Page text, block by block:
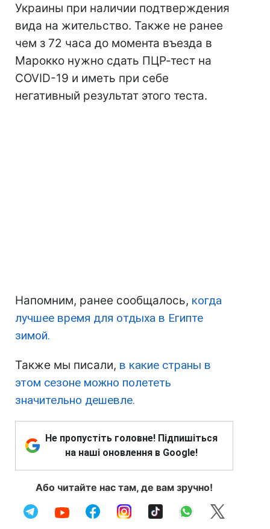
Украины при наличии подтверждения
вида на жительство. Также не ранее
чем з 72 часа до момента въезда в
Марокко нужно сдать ПЦР-тест на
COVID-19 и иметь при себе
негативный результат этого теста.
Напомним, ранее сообщалось, когда
лучшее время для отдыха в Египте
зимой.
Также мы писали, в какие страны в
этом сезоне можно полететь
значительно дешевле.
Не пропустіть головне! Підпишіться
на наші оновлення в Google!
Або читайте нас там, де вам зручно!